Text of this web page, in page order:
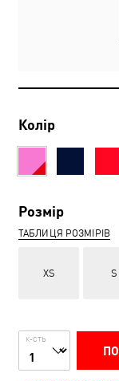
Колір
Розмір
ТАБЛИЦЯ РОЗМІРІВ
XS S
К-СТЬ